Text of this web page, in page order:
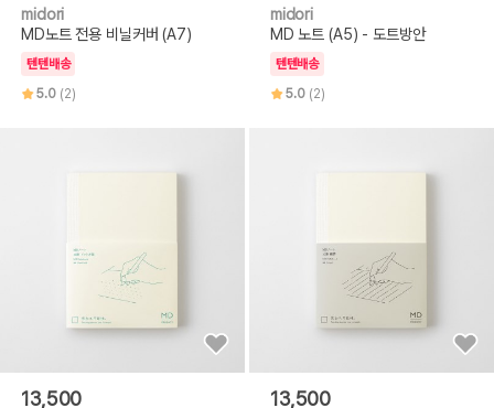
midori
MD노트 전용 비닐커버 (A7)
텐텐배송
5.0 (2)
midori
MD 노트 (A5) - 도트방안
텐텐배송
5.0 (2)
13,500 13,500